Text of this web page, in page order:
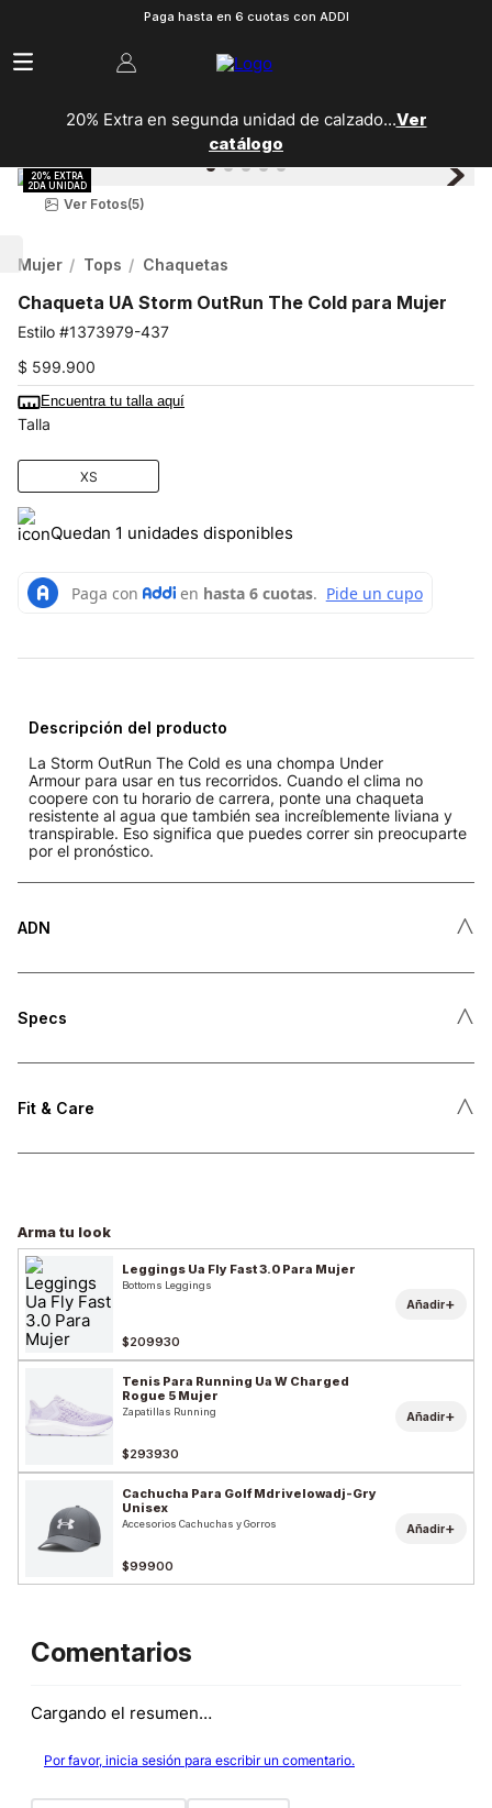
Paga hasta en 6 cuotas con ADDI
20% Extra en segunda unidad de calzado...Ver
catálogo
Ver Fotos(5)
Mujer Tops Chaquetas
Chaqueta UA Storm OutRun The Cold para Mujer
1373979-437
$ 599.900
Encuentra tu talla aquí
Talla
XS
Quedan 1 unidades disponibles
Descripción del producto
La Storm OutRun The Cold es una chompa Under
Armour para usar en tus recorridos. Cuando el clima no
coopere con tu horario de carrera, ponte una chaqueta
resistente al agua que también sea increíblemente liviana y
transpirable. Eso significa que puedes correr sin preocuparte
por el pronóstico.
ADN ˄
Specs ˄
Fit & Care ˄
Arma tu look
Leggings Ua Fly Fast 3.0 Para Mujer
Bottoms Leggings
$209930
Añadir+
Tenis Para Running Ua W Charged
Rogue 5 Mujer
Zapatillas Running
$293930
Añadir+
Cachucha Para Golf Mdrivelowadj-Gry
Unisex
Accesorios Cachuchas y Gorros
$99900
Añadir+
Comentarios
Cargando el resumen…
Por favor, inicia sesión para escribir un comentario.